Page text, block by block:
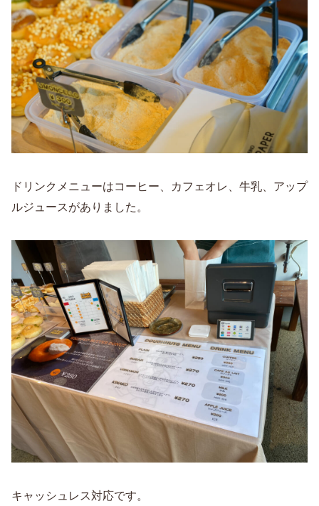
ドリンクメニューはコーヒー、カフェオレ、牛乳、アップ
ルジュースがありました。
キャッシュレス対応です。